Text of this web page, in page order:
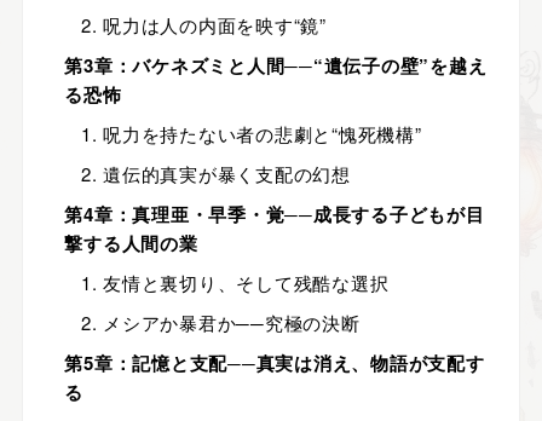
2. 呪力は人の内面を映す“鏡”
第3章：バケネズミと人間──“遺伝子の壁”を越え
る恐怖
1. 呪力を持たない者の悲劇と“愧死機構”
2. 遺伝的真実が暴く支配の幻想
第4章：真理亜・早季・覚──成長する子どもが目
撃する人間の業
1. 友情と裏切り、そして残酷な選択
2. メシアか暴君か──究極の決断
第5章：記憶と支配──真実は消え、物語が支配す
る